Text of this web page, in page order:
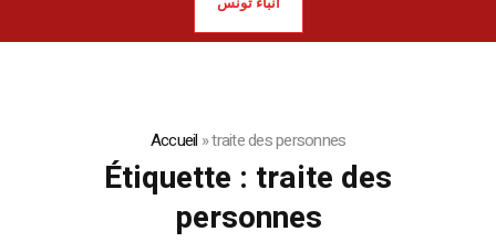
Accueil »traite des personnes
Étiquette : traite des
personnes